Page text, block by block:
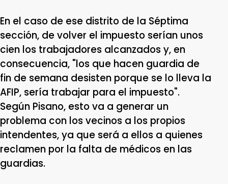
En el caso de ese distrito de la Séptima
sección, de volver el impuesto serían unos
cien los trabajadores alcanzados y, en
consecuencia, "los que hacen guardia de
fin de semana desisten porque se lo lleva la
AFIP, sería trabajar para el impuesto".
Según Pisano, esto va a generar un
problema con los vecinos a los propios
intendentes, ya que será a ellos a quienes
reclamen por la falta de médicos en las
guardias.